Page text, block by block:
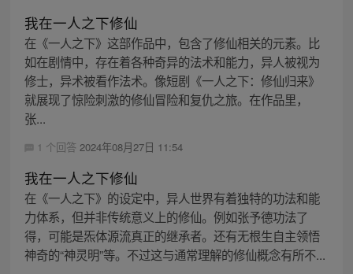
我在一人之下修仙
在《一人之下》这部作品中，包含了修仙相关的元素。比
如在剧情中，存在着各种奇异的法术和能力，异人被视为
修士，异术被看作法术。像短剧《一人之下：修仙归来》
就展现了惊险刺激的修仙冒险和复仇之旅。在作品里，
张...
1 个回答 2024年08月27日 11:54
我在一人之下修仙
在《一人之下》的设定中，异人世界有着独特的功法和能
力体系，但并非传统意义上的修仙。例如张予德功法了
得，可能是炁体源流真正的继承者。还有无根生自主领悟
神奇的“神灵明”等。不过这与通常理解的修仙概念有所不...